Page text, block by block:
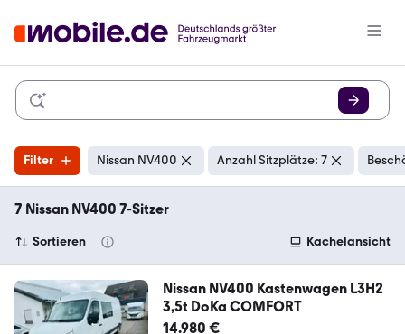
Filter Nissan NV400 Anzahl Sitzplätze: 7
7 Nissan NV400 7-Sitzer
Sortieren Kachelansicht
Nissan NV400 Kastenwagen L3H2
3,5t DoKa COMFORT
14.980 €